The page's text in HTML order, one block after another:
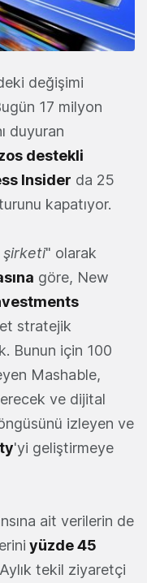
değişimi
17 milyon
duyuran
destekli
Insider da 25
kapatıyor.
şirketi" olarak
göre, New
stratejik
Bunun için 100
Mashable,
ve dijital
izleyen ve
'yi geliştirmeye
ait verilerin de
yüzde 45
tekil ziyaretçi